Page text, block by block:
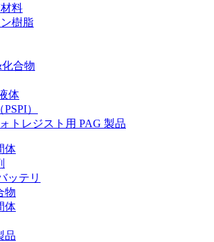
料
樹脂
合物
体
）
トレジスト用 PAG 製品
体
ッテリ
物
体
品